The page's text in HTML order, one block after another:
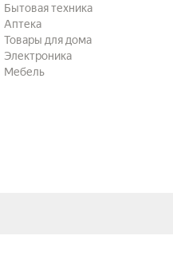
Бытовая техника
Аптека
Товары для дома
Электроника
Мебель